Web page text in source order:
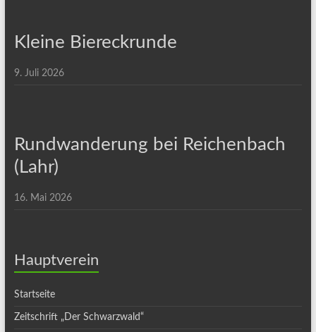
Kleine Biereckrunde
9. Juli 2026
Rundwanderung bei Reichenbach
(Lahr)
16. Mai 2026
Hauptverein
Startseite
Zeitschrift „Der Schwarzwald“